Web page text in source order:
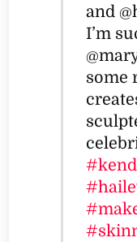
and
I’m
some